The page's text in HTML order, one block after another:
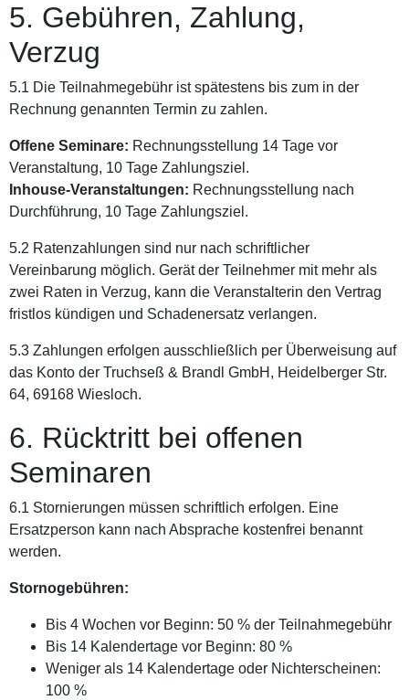
5. Gebühren, Zahlung,
Verzug
5.1 Die Teilnahmegebühr ist spätestens bis zum in der
Rechnung genannten Termin zu zahlen.
Offene Seminare: Rechnungsstellung 14 Tage vor
Veranstaltung, 10 Tage Zahlungsziel.
Inhouse-Veranstaltungen: Rechnungsstellung nach
Durchführung, 10 Tage Zahlungsziel.
5.2 Ratenzahlungen sind nur nach schriftlicher
Vereinbarung möglich. Gerät der Teilnehmer mit mehr als
zwei Raten in Verzug, kann die Veranstalterin den Vertrag
fristlos kündigen und Schadenersatz verlangen.
5.3 Zahlungen erfolgen ausschließlich per Überweisung auf
das Konto der Truchseß & Brandl GmbH, Heidelberger Str.
64, 69168 Wiesloch.
6. Rücktritt bei offenen
Seminaren
6.1 Stornierungen müssen schriftlich erfolgen. Eine
Ersatzperson kann nach Absprache kostenfrei benannt
werden.
Stornogebühren:
Bis 4 Wochen vor Beginn: 50 % der Teilnahmegebühr
Bis 14 Kalendertage vor Beginn: 80 %
Weniger als 14 Kalendertage oder Nichterscheinen:
100 %